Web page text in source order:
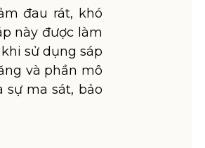
đau rát, khó
này được làm
sử dụng sáp
và phần mô
sự ma sát, bảo